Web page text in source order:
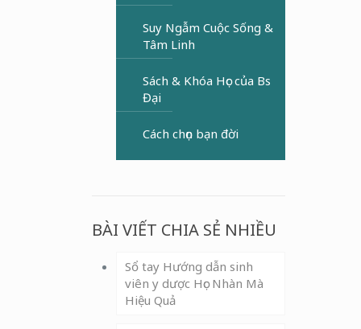
Suy Ngẫm Cuộc Sống &
Tâm Linh
Sách & Khóa Học của Bs
Đại
Cách chọn bạn đời
BÀI VIẾT CHIA SẺ NHIỀU
Sổ tay Hướng dẫn sinh
viên y dược Học Nhàn Mà
Hiệu Quả